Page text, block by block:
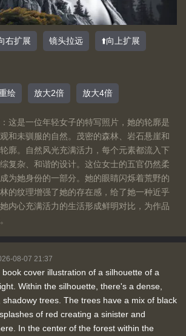
右扩展 镜头拉远 ⬆️向上扩展
绘 放大2倍 放大4倍
这是一位年轻女子的特写照片，她的轮廓是
和未驯服的自然。茂密的森林、岩石悬崖和
廓。自然风光充满活力，每个元素都流入下
复杂、和谐的设计。这位女士的五官仍然柔
为她身份的一部分。她的眼睛闪烁着荒野的
的纹理增强了她的存在感，给了她一种近乎
内心充满活力的生活形成鲜明对比，为作品
08-07 21:37
cover illustration of a silhouette of a
Within the silhouette, there's a dense,
trees. The trees have a mix of black
of red creating a sinister and
In the center of the forest within the